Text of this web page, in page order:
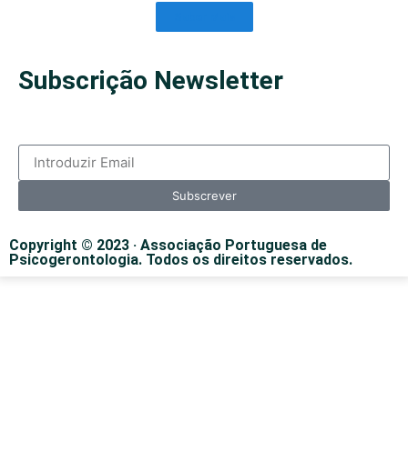
Subscrição Newsletter
Subscrever
Copyright © 2023 · Associação Portuguesa de
Psicogerontologia. Todos os direitos reservados.